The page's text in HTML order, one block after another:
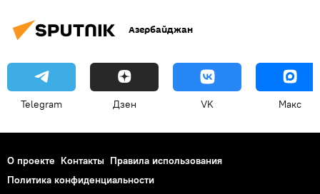
Азербайджан
Telegram Дзен VK Макс
О проекте Контакты Правила использования
Политика конфиденциальности